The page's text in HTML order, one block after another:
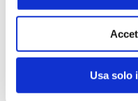
Usa solo
e granella di nocciole
200g
SCOPRI IL PRODOTTO